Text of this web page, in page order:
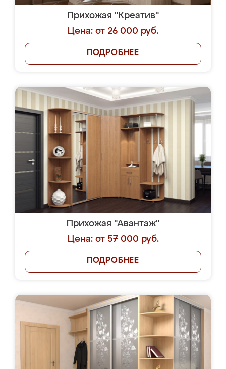
Прихожая "Креатив"
Цена: от 26 000 руб.
ПОДРОБНЕЕ
Прихожая "Авантаж"
Цена: от 57 000 руб.
ПОДРОБНЕЕ